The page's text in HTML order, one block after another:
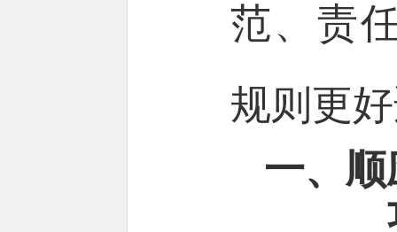
范、责
规则更
一、